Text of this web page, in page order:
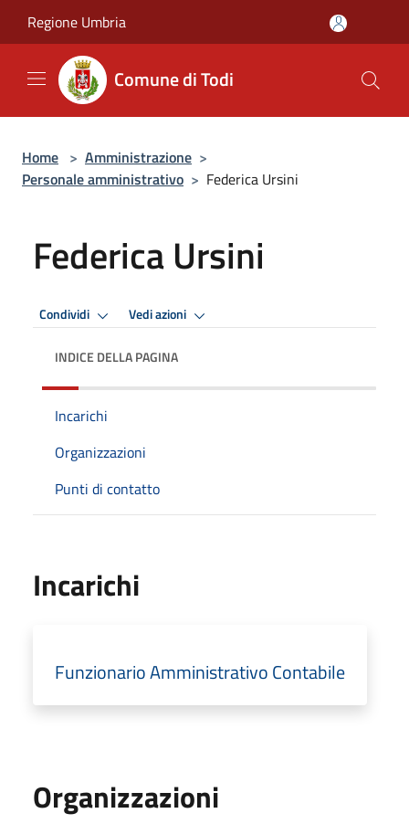
Regione Umbria
Comune di Todi
Home > Amministrazione >
Personale amministrativo > Federica Ursini
Federica Ursini
Condividi Vedi azioni
INDICE DELLA PAGINA
Incarichi
Organizzazioni
Punti di contatto
Incarichi
Funzionario Amministrativo Contabile
Organizzazioni